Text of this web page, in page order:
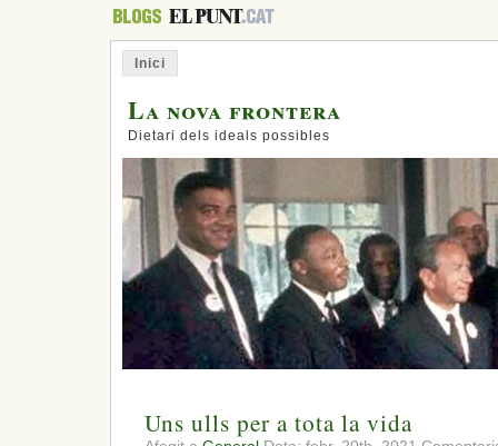
Inici
La nova frontera
Dietari dels ideals possibles
Uns ulls per a tota la vida